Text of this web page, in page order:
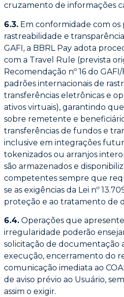
cruzamento de informações
6.3. Em conformidade com os
rastreabilidade e
GAFI, a BBRL Pay adota
com a Travel Rule (prevista
Recomendação nº 16 do
padrões internacionais de
transferências eletrônicas e
ativos virtuais), garantindo
sobre remetente e
transferências de fundos e
inclusive em integrações
tokenizados ou arranjos
são armazenados e
competentes sempre que
se as exigências da Lei nº
proteção e ao tratamento de
6.4. Operações que
irregularidade poderão
solicitação de documentação
execução, encerramento do
comunicação imediata ao
de aviso prévio ao Usuário,
assim o exigir.